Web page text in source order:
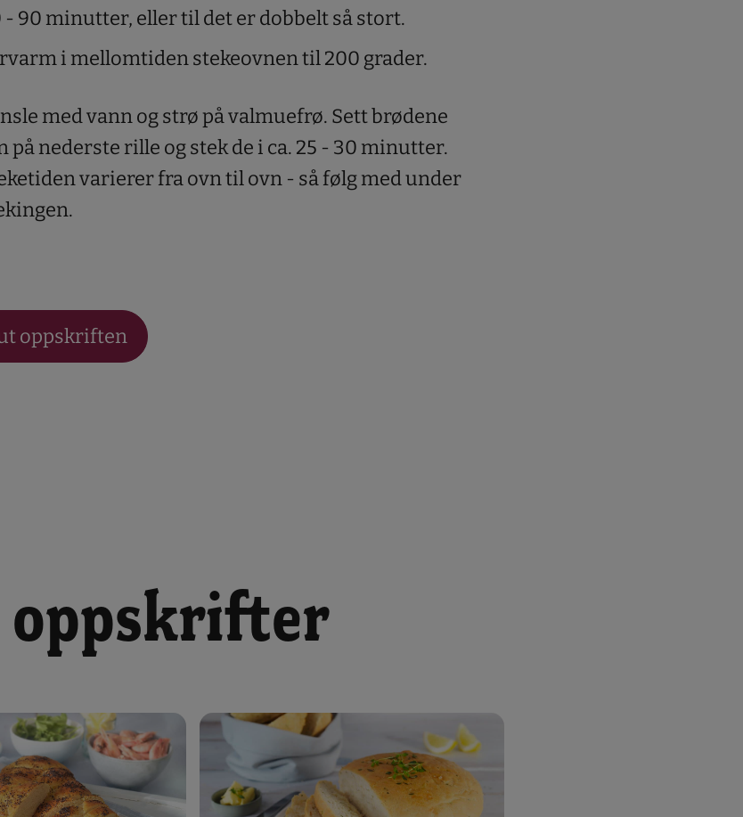
- 90 minutter, eller til det er dobbelt så stort.
i mellomtiden stekeovnen til 200 grader.
med vann og strø på valmuefrø. Sett brødene
på nederste rille og stek de i ca. 25 - 30 minutter.
varierer fra ovn til ovn - så følg med under
oppskriften
oppskrifter